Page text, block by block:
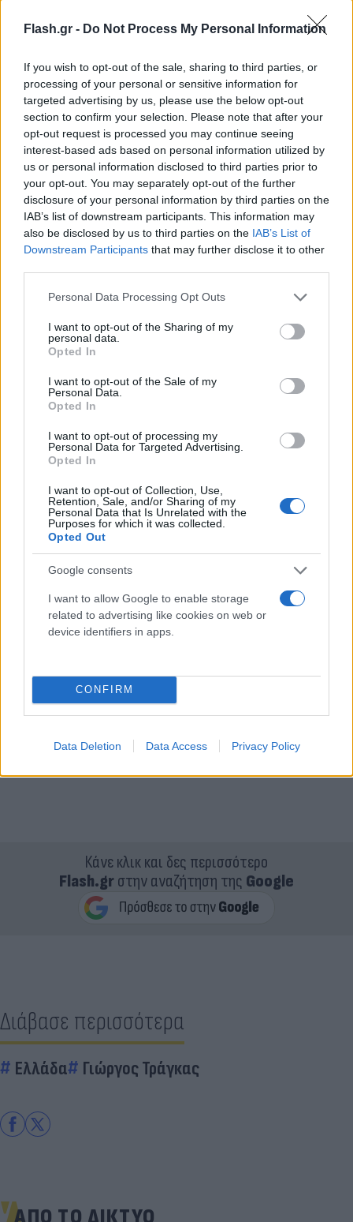
Flash.gr - Do Not Process My Personal Information
If you wish to opt-out of the sale, sharing to third parties, or
processing of your personal or sensitive information for
targeted advertising by us, please use the below opt-out
section to confirm your selection. Please note that after your
opt-out request is processed you may continue seeing
interest-based ads based on personal information utilized by
us or personal information disclosed to third parties prior to
your opt-out. You may separately opt-out of the further
disclosure of your personal information by third parties on the
IAB’s list of downstream participants. This information may
also be disclosed by us to third parties on the IAB’s List of
Downstream Participants that may further disclose it to other
Please note that this website/app uses one or more Google
not limited to your visit or usage behaviour. You may click to
grant or deny consent to Google and its third-party tags to
use your data for below specified purposes in below Google
consent section.
Personal Data Processing Opt Outs
I want to opt-out of the Sharing of my
personal data.
Opted In
I want to opt-out of the Sale of my
Personal Data.
Opted In
I want to opt-out of processing my
Personal Data for Targeted Advertising.
Opted In
I want to opt-out of Collection, Use,
Retention, Sale, and/or Sharing of my
Personal Data that Is Unrelated with the
Purposes for which it was collected.
Opted Out
Google consents
I want to allow Google to enable storage
related to advertising like cookies on web or
device identifiers in apps.
CONFIRM
Data Deletion Data Access Privacy Policy
Αυτό σημαίνει ότι, αποδέχεται την περιουσία του,
αφού προηγουμένως ολοκληρωθεί ο εξονυχιστικός
έλεγχος του συνόλου της, κατά το ενεργητικό και
το παθητικό της και εκ προιμίου αποδέχεται την
εγκυρότητα του αποτελέσματος που θα προκύψει.
Το αίτημα της θα κριθεί από δικαστήριο, το οποίο
θα ορίσει συμβολαιογράφο, που θα αποφανθεί
Κάνε κλικ και δες περισσότερο
Flash.grστην αναζήτηση της Google
Διάβασε περισσότερα
Ελλάδα Γιώργος Τράγκας